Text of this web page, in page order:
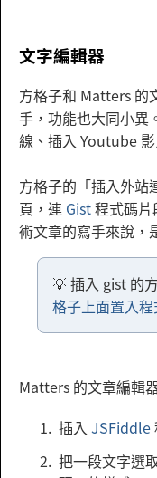
文字編輯器
方格子和 Matters 的
手，功能也大同小異
線、插入 Youtube
方格子的「插入外站
頁，連 Gist程式碼
術文章的寫手來說，
💡 插入 gist 的
格子上面置入
Matters 的文章編輯
插入 JSFiddle
把一段文字選